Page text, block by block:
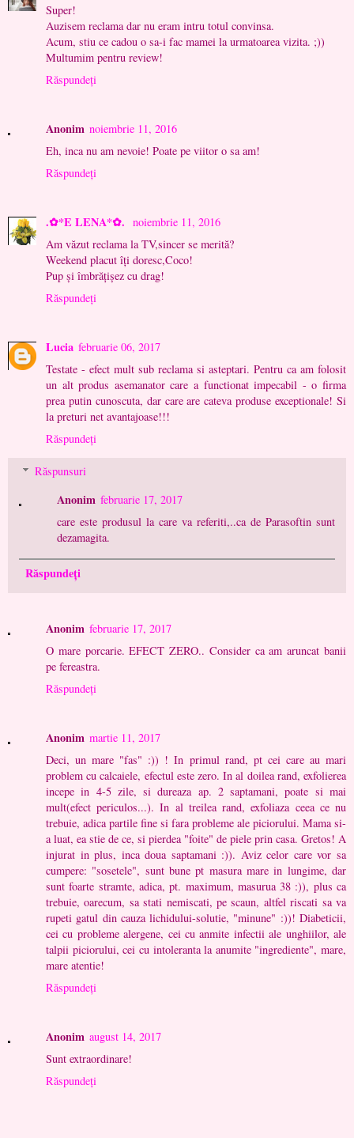
Super!
Auzisem reclama dar nu eram intru totul convinsa.
Acum, stiu ce cadou o sa-i fac mamei la urmatoarea vizita. ;))
Multumim pentru review!
Răspundeți
Anonim noiembrie 11, 2016
Eh, inca nu am nevoie! Poate pe viitor o sa am!
Răspundeți
.✿*E LENA*✿. noiembrie 11, 2016
Am văzut reclama la TV,sincer se merită?
Weekend placut îți doresc,Coco!
Pup și îmbrățișez cu drag!
Răspundeți
Lucia februarie 06, 2017
Testate - efect mult sub reclama si asteptari. Pentru ca am folosit
un alt produs asemanator care a functionat impecabil - o firma
prea putin cunoscuta, dar care are cateva produse exceptionale! Si
la preturi net avantajoase!!!
Răspundeți
Răspunsuri
Anonim februarie 17, 2017
care este produsul la care va referiti,..ca de Parasoftin sunt
dezamagita.
Răspundeți
Anonim februarie 17, 2017
O mare porcarie. EFECT ZERO.. Consider ca am aruncat banii
pe fereastra.
Răspundeți
Anonim martie 11, 2017
Deci, un mare "fas" :)) ! In primul rand, pt cei care au mari
problem cu calcaiele, efectul este zero. In al doilea rand, exfolierea
incepe in 4-5 zile, si dureaza ap. 2 saptamani, poate si mai
mult(efect periculos...). In al treilea rand, exfoliaza ceea ce nu
trebuie, adica partile fine si fara probleme ale piciorului. Mama si-
a luat, ea stie de ce, si pierdea "foite" de piele prin casa. Gretos! A
injurat in plus, inca doua saptamani :)). Aviz celor care vor sa
cumpere: "sosetele", sunt bune pt masura mare in lungime, dar
sunt foarte stramte, adica, pt. maximum, masurua 38 :)), plus ca
trebuie, oarecum, sa stati nemiscati, pe scaun, altfel riscati sa va
rupeti gatul din cauza lichidului-solutie, "minune" :))! Diabeticii,
cei cu probleme alergene, cei cu anmite infectii ale unghiilor, ale
talpii piciorului, cei cu intoleranta la anumite "ingrediente", mare,
mare atentie!
Răspundeți
Anonim august 14, 2017
Sunt extraordinare!
Răspundeți